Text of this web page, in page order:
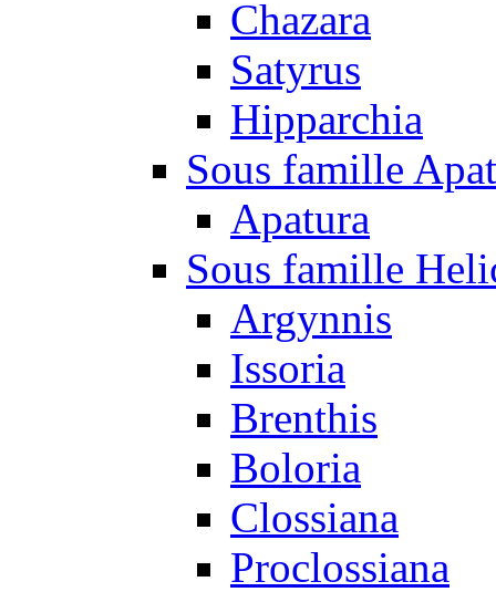
Chazara
Satyrus
Hipparchia
Sous famille
Apatura
Sous famille
Argynnis
Issoria
Brenthis
Boloria
Clossiana
Proclossiana